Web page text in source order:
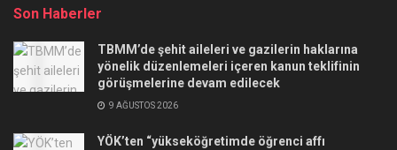
Son Haberler
TBMM’de şehit aileleri ve gazilerin haklarına
yönelik düzenlemeleri içeren kanun teklifinin
görüşmelerine devam edilecek
9 AĞUSTOS 2026
YÖK’ten “yükseköğretimde öğrenci affı